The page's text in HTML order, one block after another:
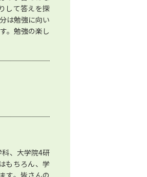
して答えを探
は勉強に向い
。勉強の楽し
、大学院4研
もちろん、学
す。皆さんの